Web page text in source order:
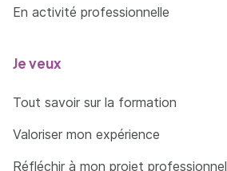
En activité professionnelle
Je veux
Tout savoir sur la formation
Valoriser mon expérience
Réfléchir à mon projet professionnel